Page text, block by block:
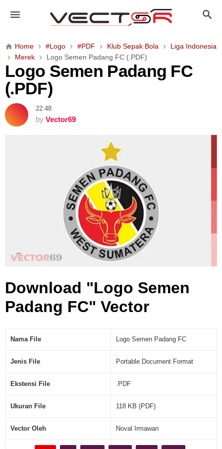
o
o
e
m
e
n
P
a
Home #Logo #PDF Klub Sepak Bola
Liga Indonesia
Merek
Logo Semen Padang FC (.PDF)
Logo Semen Padang FC
(.PDF)
22:48
by Vector69
Download "Logo Semen
Padang FC" Vector
Nama File Logo Semen Padang FC
Jenis File Portable Document Format
Ekstensi File .PDF
Ukuran File 118 KB (PDF)
Vector Oleh Noval Irmawan